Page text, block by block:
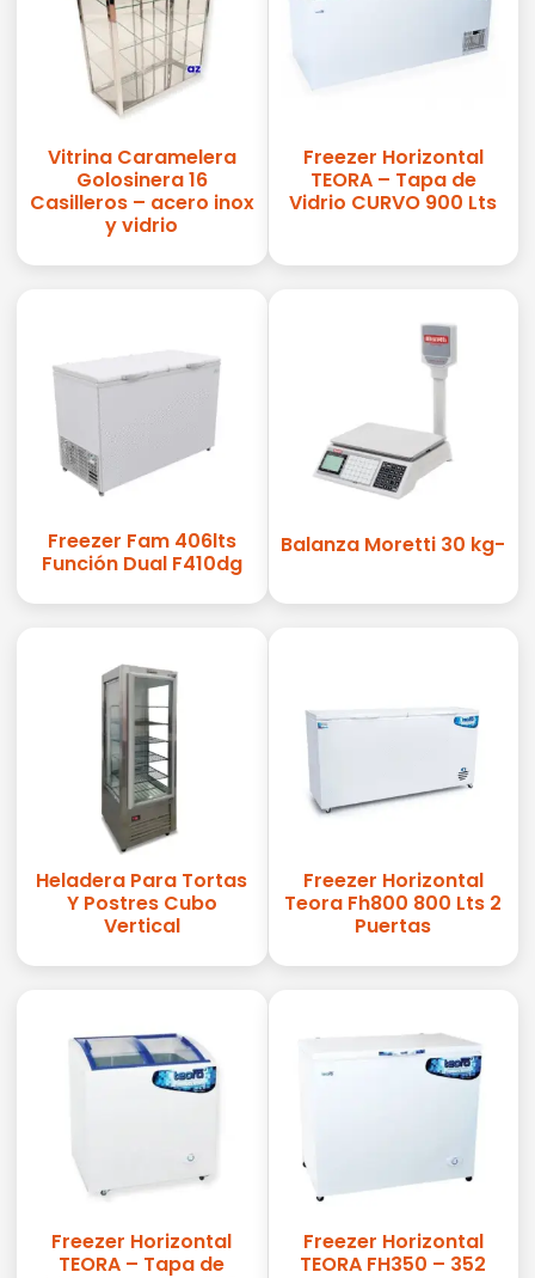
Vitrina Caramelera
Golosinera 16
Casilleros – acero inox
y vidrio
Freezer Horizontal
TEORA – Tapa de
Vidrio CURVO 900 Lts
Freezer Fam 406lts
Función Dual F410dg
Balanza Moretti 30 kg-
Heladera Para Tortas
Y Postres Cubo
Vertical
Freezer Horizontal
Teora Fh800 800 Lts 2
Puertas
Freezer Horizontal
TEORA – Tapa de
Freezer Horizontal
TEORA FH350 – 352